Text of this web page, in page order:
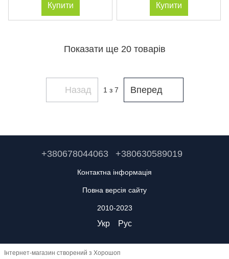
Купити Купити
Показати ще 20 товарів
Назад 1 з 7 Вперед
+380678044063 +380630589019
Контактна інформація
Повна версія сайту
2010-2023
Укр Рус
Інтернет-магазин створений з Хорошоп